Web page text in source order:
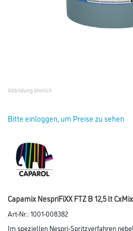
Abbildung ähnlich
Bitte einloggen, um Preise zu sehen
Capamix NespriFiXX FTZ B 12,5 lt
Art-Nr.:1001-008382
Im speziellen Nespri-Spritzverfahren